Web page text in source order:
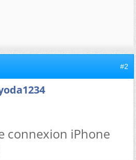
#2
connexion iPhone